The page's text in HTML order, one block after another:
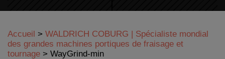
Accueil > WALDRICH COBURG | Spécialiste mondial
des grandes machines portiques de fraisage et
tournage > WayGrind-min